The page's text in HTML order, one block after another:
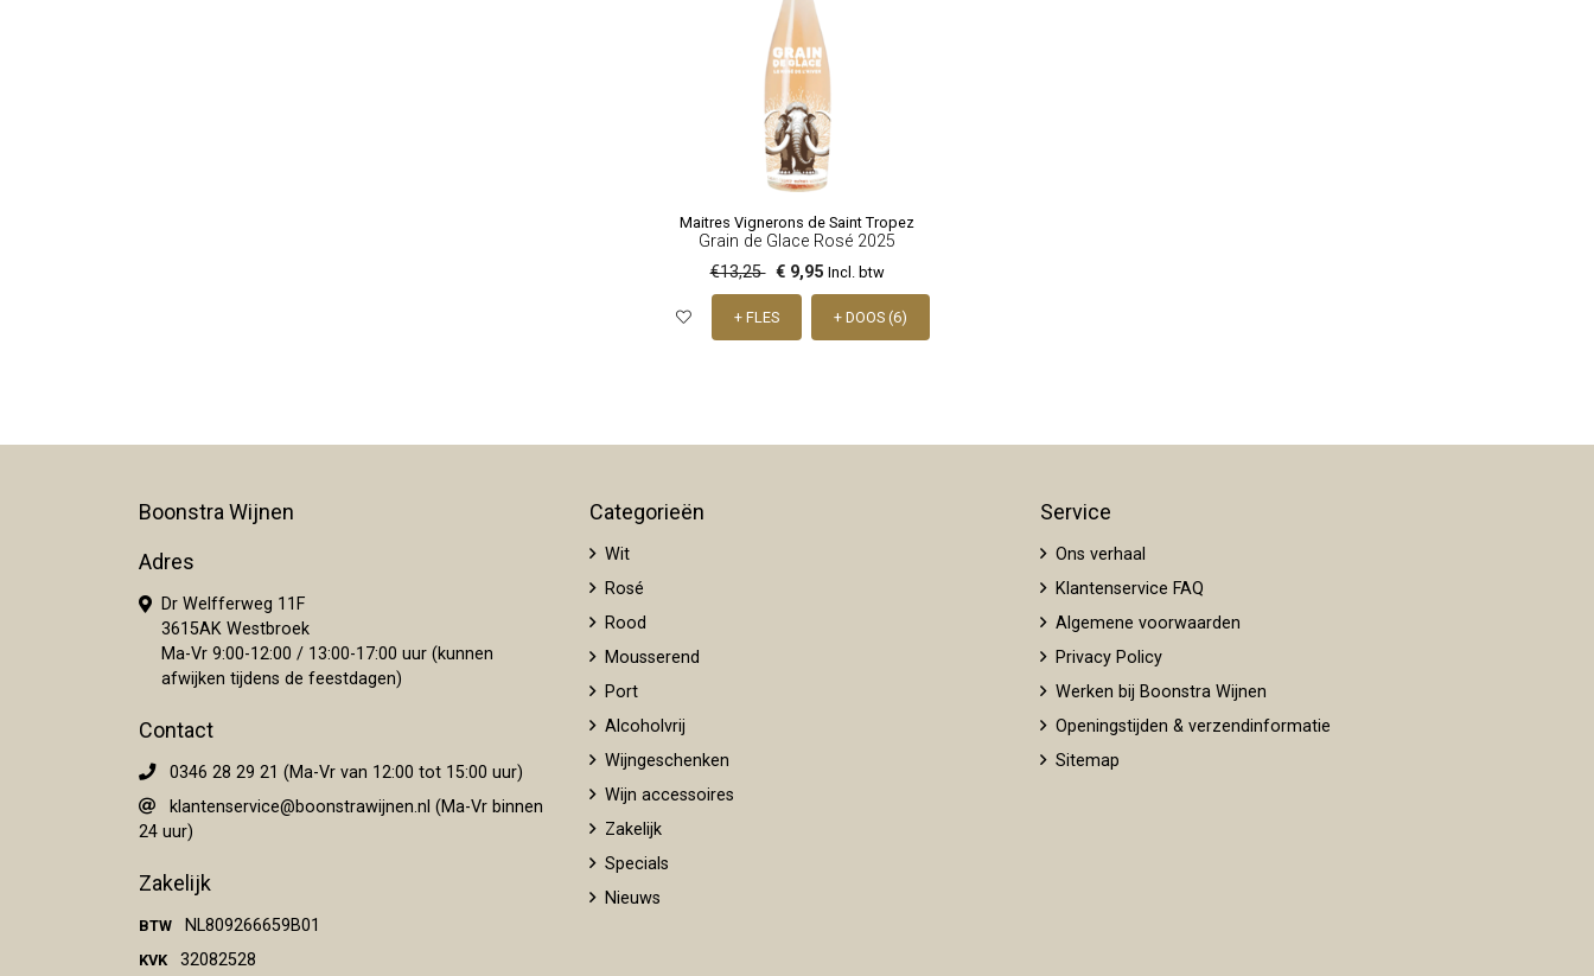
Maitres Vignerons de Saint Tropez
Grain de Glace Rosé 2025
€13,25 € 9,95 Incl. btw
+ FLES + DOOS (6)
Boonstra Wijnen
Adres
Dr Welfferweg 11F
3615AK Westbroek
Ma-Vr 9:00-12:00 / 13:00-17:00 uur (kunnen
afwijken tijdens de feestdagen)
Contact
0346 28 29 21 (Ma-Vr van 12:00 tot 15:00 uur)
klantenservice@boonstrawijnen.nl (Ma-Vr binnen
24 uur)
Zakelijk
BTW NL809266659B01
KVK 32082528
Categorieën
Wit
Rosé
Rood
Mousserend
Port
Alcoholvrij
Wijngeschenken
Wijn accessoires
Zakelijk
Specials
Nieuws
Service
Ons verhaal
Klantenservice FAQ
Algemene voorwaarden
Privacy Policy
Werken bij Boonstra Wijnen
Openingstijden & verzendinformatie
Sitemap